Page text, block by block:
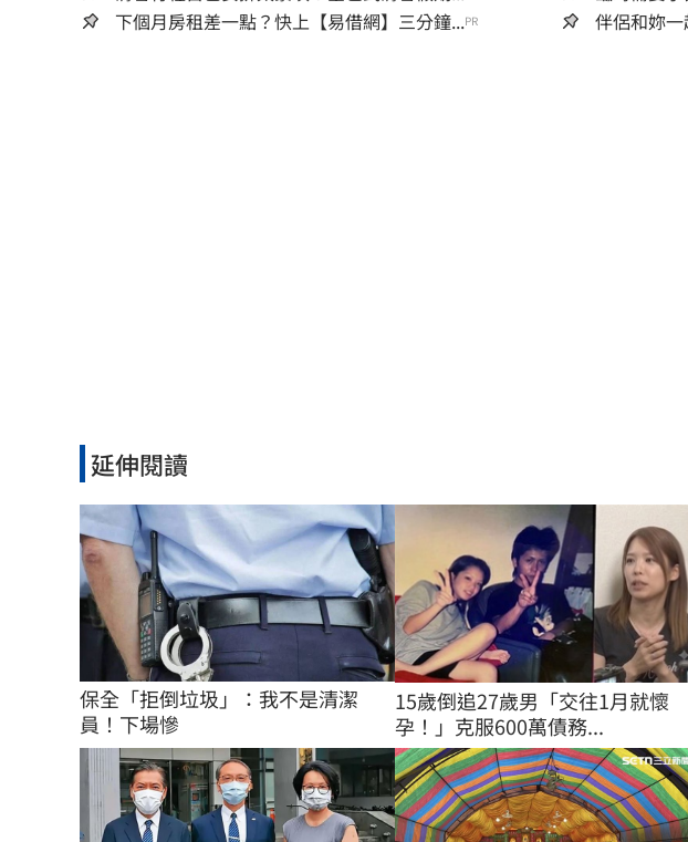
下個月房租差一點？快上【易借網】三分鐘...PR 伴侶和妳
延伸閱讀
保全「拒倒垃圾」：我不是清潔
員！下場慘
15歲倒追27歲男「交往1月就懷
孕！」克服600萬債務...